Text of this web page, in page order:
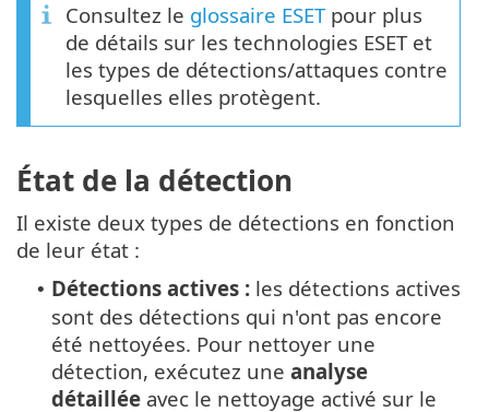
Consultez le glossaire ESETpour plus
de détails sur les technologies ESET et
les types de détections/attaques contre
lesquelles elles protègent.
État de la détection
Il existe deux types de détections en fonction
de leur état :
• Détections actives : les détections actives
sont des détections qui n'ont pas encore
été nettoyées. Pour nettoyer une
détection, exécutez une analyse
détaillée avec le nettoyage activé sur le